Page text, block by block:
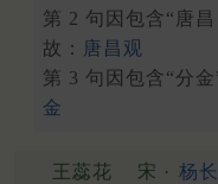
第 2 句因包含“唐
故： 唐昌观
第 3 句因包含“分
金
王蕊花 宋 · 杨